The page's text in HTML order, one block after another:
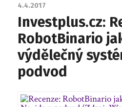
4.4.2017
Investplus.cz:
RobotBinario
výdělečný
podvod